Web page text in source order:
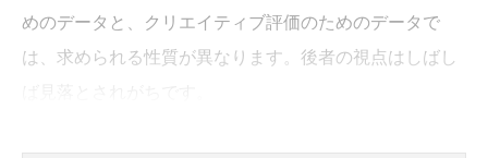
めのデータと、クリエイティブ評価のためのデータで
は、求められる性質が異なります。後者の視点はしばし